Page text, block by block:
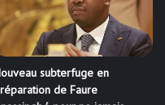
subterfuge en
de Faure